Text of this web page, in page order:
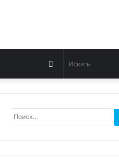
Switch
skin
Найти: